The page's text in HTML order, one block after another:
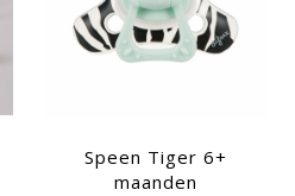
Speen Tiger 6+
maanden